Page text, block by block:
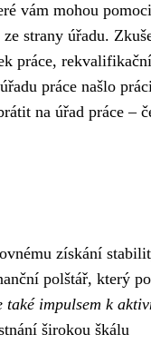
vám mohou
ze strany úřadu.
práce,
práce našlo
na úřad práce –
získání
polštář, který
impulsem k
širokou škálu